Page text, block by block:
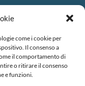
come i cookie per
Il consenso a
il comportamento di
o ritirare il consenso
e funzioni.